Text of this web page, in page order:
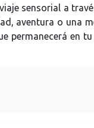
sensorial a
aventura o una
permanecerá en